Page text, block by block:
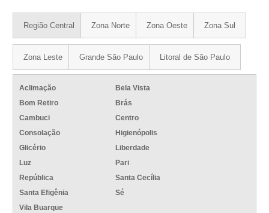
Região Central Zona Norte Zona Oeste Zona Sul
Zona Leste Grande São Paulo Litoral de São Paulo
Aclimação
Bela Vista
Bom Retiro
Brás
Cambuci
Centro
Consolação
Higienópolis
Glicério
Liberdade
Luz
Pari
República
Santa Cecília
Santa Efigênia
Sé
Vila Buarque